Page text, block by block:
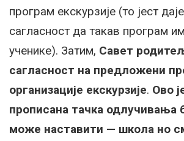
програм екскурзије (то јест
сагласност да такав програм
ученике). Затим, Савет
сагласност на предложени
организације екскурзије. Ово
прописана тачка одлучивања
може наставити — школа но